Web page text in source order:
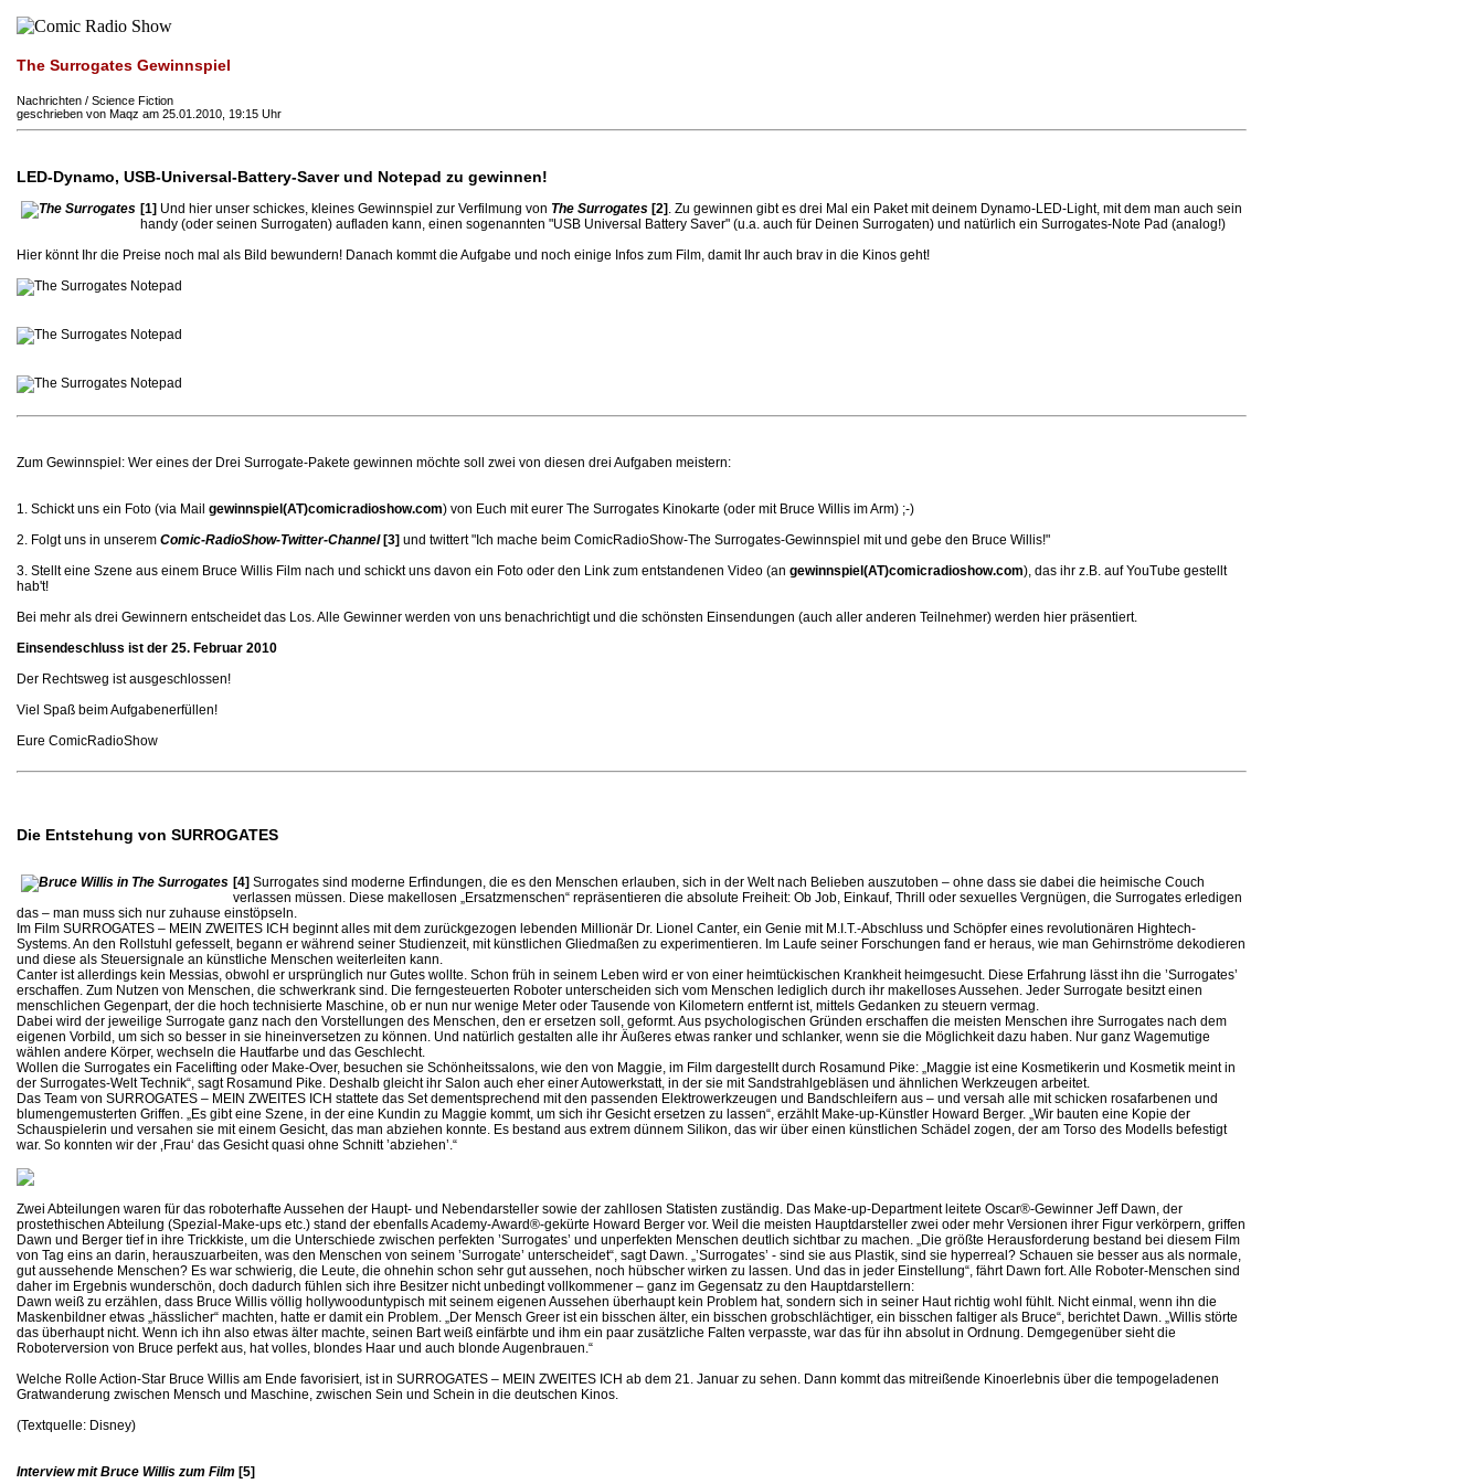
The Surrogates Gewinnspiel
Nachrichten / Science Fiction
geschrieben von Maqz am 25.01.2010, 19:15 Uhr
LED-Dynamo, USB-Universal-Battery-Saver und Notepad zu gewinnen!
[1] Und hier unser schickes, kleines Gewinnspiel zur Verfilmung von The Surrogates [2] . Zu gewinnen gibt es drei Mal ein Paket mit deinem Dynamo-LED-Light, mit dem man auch sein
handy (oder seinen Surrogaten) aufladen kann, einen sogenannten "USB Universal Battery Saver" (u.a. auch für Deinen Surrogaten) und natürlich ein Surrogates-Note Pad (analog!)
Hier könnt Ihr die Preise noch mal als Bild bewundern! Danach kommt die Aufgabe und noch einige Infos zum Film, damit Ihr auch brav in die Kinos geht!
Zum Gewinnspiel: Wer eines der Drei Surrogate-Pakete gewinnen möchte soll zwei von diesen drei Aufgaben meistern:
1. Schickt uns ein Foto (via Mail gewinnspiel(AT)comicradioshow.com) von Euch mit eurer The Surrogates Kinokarte (oder mit Bruce Willis im Arm) ;-)
2. Folgt uns in unserem Comic-RadioShow-Twitter-Channel[3] und twittert "Ich mache beim ComicRadioShow-The Surrogates-Gewinnspiel mit und gebe den Bruce Willis!"
3. Stellt eine Szene aus einem Bruce Willis Film nach und schickt uns davon ein Foto oder den Link zum entstandenen Video (an gewinnspiel(AT)comicradioshow.com), das ihr z.B. auf YouTube gestellt
hab't!
Bei mehr als drei Gewinnern entscheidet das Los. Alle Gewinner werden von uns benachrichtigt und die schönsten Einsendungen (auch aller anderen Teilnehmer) werden hier präsentiert.
Einsendeschluss ist der 25. Februar 2010
Der Rechtsweg ist ausgeschlossen!
Viel Spaß beim Aufgabenerfüllen!
Eure ComicRadioShow
Die Entstehung von SURROGATES
[4] Surrogates sind moderne Erfindungen, die es den Menschen erlauben, sich in der Welt nach Belieben auszutoben – ohne dass sie dabei die heimische Couch
verlassen müssen. Diese makellosen „Ersatzmenschen“ repräsentieren die absolute Freiheit: Ob Job, Einkauf, Thrill oder sexuelles Vergnügen, die Surrogates erledigen
das – man muss sich nur zuhause einstöpseln.
Im Film SURROGATES – MEIN ZWEITES ICH beginnt alles mit dem zurückgezogen lebenden Millionär Dr. Lionel Canter, ein Genie mit M.I.T.-Abschluss und Schöpfer eines revolutionären Hightech-
Systems. An den Rollstuhl gefesselt, begann er während seiner Studienzeit, mit künstlichen Gliedmaßen zu experimentieren. Im Laufe seiner Forschungen fand er heraus, wie man Gehirnströme dekodieren
und diese als Steuersignale an künstliche Menschen weiterleiten kann.
Canter ist allerdings kein Messias, obwohl er ursprünglich nur Gutes wollte. Schon früh in seinem Leben wird er von einer heimtückischen Krankheit heimgesucht. Diese Erfahrung lässt ihn die ’Surrogates’
erschaffen. Zum Nutzen von Menschen, die schwerkrank sind. Die ferngesteuerten Roboter unterscheiden sich vom Menschen lediglich durch ihr makelloses Aussehen. Jeder Surrogate besitzt einen
menschlichen Gegenpart, der die hoch technisierte Maschine, ob er nun nur wenige Meter oder Tausende von Kilometern entfernt ist, mittels Gedanken zu steuern vermag.
Dabei wird der jeweilige Surrogate ganz nach den Vorstellungen des Menschen, den er ersetzen soll, geformt. Aus psychologischen Gründen erschaffen die meisten Menschen ihre Surrogates nach dem
eigenen Vorbild, um sich so besser in sie hineinversetzen zu können. Und natürlich gestalten alle ihr Äußeres etwas ranker und schlanker, wenn sie die Möglichkeit dazu haben. Nur ganz Wagemutige
wählen andere Körper, wechseln die Hautfarbe und das Geschlecht.
Wollen die Surrogates ein Facelifting oder Make-Over, besuchen sie Schönheitssalons, wie den von Maggie, im Film dargestellt durch Rosamund Pike: „Maggie ist eine Kosmetikerin und Kosmetik meint in
der Surrogates-Welt Technik“, sagt Rosamund Pike. Deshalb gleicht ihr Salon auch eher einer Autowerkstatt, in der sie mit Sandstrahlgebläsen und ähnlichen Werkzeugen arbeitet.
Das Team von SURROGATES – MEIN ZWEITES ICH stattete das Set dementsprechend mit den passenden Elektrowerkzeugen und Bandschleifern aus – und versah alle mit schicken rosafarbenen und
blumengemusterten Griffen. „Es gibt eine Szene, in der eine Kundin zu Maggie kommt, um sich ihr Gesicht ersetzen zu lassen“, erzählt Make-up-Künstler Howard Berger. „Wir bauten eine Kopie der
Schauspielerin und versahen sie mit einem Gesicht, das man abziehen konnte. Es bestand aus extrem dünnem Silikon, das wir über einen künstlichen Schädel zogen, der am Torso des Modells befestigt
war. So konnten wir der ‚Frau‘ das Gesicht quasi ohne Schnitt ’abziehen’.“
Zwei Abteilungen waren für das roboterhafte Aussehen der Haupt- und Nebendarsteller sowie der zahllosen Statisten zuständig. Das Make-up-Department leitete Oscar®-Gewinner Jeff Dawn, der
prostethischen Abteilung (Spezial-Make-ups etc.) stand der ebenfalls Academy-Award®-gekürte Howard Berger vor. Weil die meisten Hauptdarsteller zwei oder mehr Versionen ihrer Figur verkörpern, griffen
Dawn und Berger tief in ihre Trickkiste, um die Unterschiede zwischen perfekten ’Surrogates’ und unperfekten Menschen deutlich sichtbar zu machen. „Die größte Herausforderung bestand bei diesem Film
von Tag eins an darin, herauszuarbeiten, was den Menschen von seinem ’Surrogate’ unterscheidet“, sagt Dawn. „’Surrogates’ - sind sie aus Plastik, sind sie hyperreal? Schauen sie besser aus als normale,
gut aussehende Menschen? Es war schwierig, die Leute, die ohnehin schon sehr gut aussehen, noch hübscher wirken zu lassen. Und das in jeder Einstellung“, fährt Dawn fort. Alle Roboter-Menschen sind
daher im Ergebnis wunderschön, doch dadurch fühlen sich ihre Besitzer nicht unbedingt vollkommener – ganz im Gegensatz zu den Hauptdarstellern:
Dawn weiß zu erzählen, dass Bruce Willis völlig hollywooduntypisch mit seinem eigenen Aussehen überhaupt kein Problem hat, sondern sich in seiner Haut richtig wohl fühlt. Nicht einmal, wenn ihn die
Maskenbildner etwas „hässlicher“ machten, hatte er damit ein Problem. „Der Mensch Greer ist ein bisschen älter, ein bisschen grobschlächtiger, ein bisschen faltiger als Bruce“, berichtet Dawn. „Willis störte
das überhaupt nicht. Wenn ich ihn also etwas älter machte, seinen Bart weiß einfärbte und ihm ein paar zusätzliche Falten verpasste, war das für ihn absolut in Ordnung. Demgegenüber sieht die
Roboterversion von Bruce perfekt aus, hat volles, blondes Haar und auch blonde Augenbrauen.“
Welche Rolle Action-Star Bruce Willis am Ende favorisiert, ist in SURROGATES – MEIN ZWEITES ICH ab dem 21. Januar zu sehen. Dann kommt das mitreißende Kinoerlebnis über die tempogeladenen
Gratwanderung zwischen Mensch und Maschine, zwischen Sein und Schein in die deutschen Kinos.
(Textquelle: Disney)
Interview mit Bruce Willis zum Film [5]